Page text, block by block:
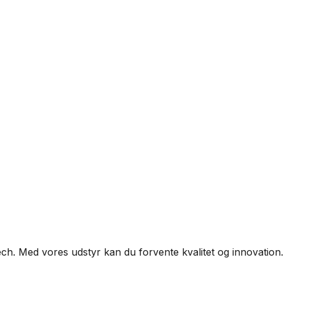
Med vores udstyr kan du forvente kvalitet og innovation.